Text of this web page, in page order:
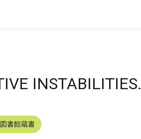
INSTABILITIES.
書館蔵書